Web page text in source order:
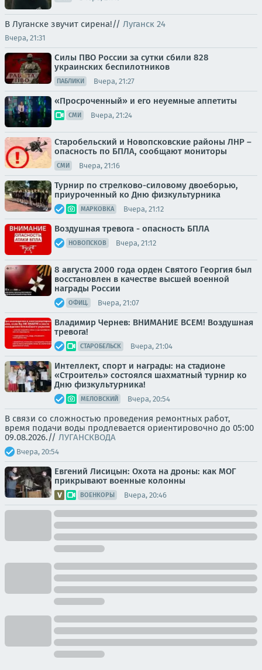
В Луганске звучит сирена!// Луганск 24
Вчера, 21:31
Силы ПВО России за сутки сбили 828
украинских беспилотников
ПАБЛИКИ Вчера, 21:27
«Просроченный» и его неуемные аппетиты
СМИ Вчера, 21:24
Старобельский и Новопсковские районы ЛНР –
опасность по БПЛА, сообщают мониторы
СМИ Вчера, 21:16
Турнир по стрелково-силовому двоеборью,
приуроченный ко Дню физкультурника
МАРКОВКА Вчера, 21:12
Воздушная тревога - опасность БПЛА
НОВОПСКОВ Вчера, 21:12
8 августа 2000 года орден Святого Георгия был
восстановлен в качестве высшей военной
награды России
ОФИЦ. Вчера, 21:07
Владимир Чернев: ВНИМАНИЕ ВСЕМ! Воздушная
тревога!
СТАРОБЕЛЬСК Вчера, 21:04
Интеллект, спорт и награды: на стадионе
«Строитель» состоялся шахматный турнир ко
Дню физкультурника!
МЕЛОВСКИЙ Вчера, 20:54
В связи со сложностью проведения ремонтных работ,
время подачи воды продлевается ориентировочно до 05:00
09.08.2026.// ЛУГАНСКВОДА
Вчера, 20:54
Евгений Лисицын: Охота на дроны: как МОГ
прикрывают военные колонны
ВОЕНКОРЫ Вчера, 20:46